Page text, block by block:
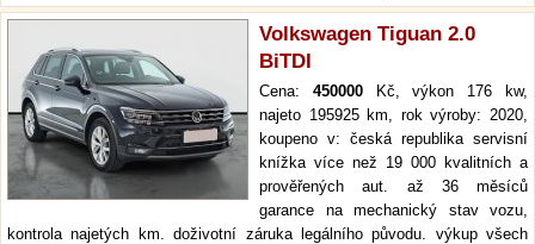
Volkswagen Tiguan 2.0
BiTDI
Cena: 450000Kč, výkon 176 kw,
najeto 195925 km, rok výroby: 2020,
koupeno v: česká republika servisní
knížka více než 19 000 kvalitních a
prověřených aut. až 36 měsíců
garance na mechanický stav vozu,
kontrola najetých km. doživotní záruka legálního původu. výkup všech